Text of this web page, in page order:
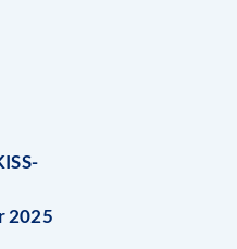
2025